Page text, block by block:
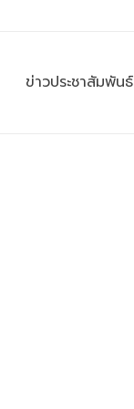
ข่าวประชาสัมพันธ์